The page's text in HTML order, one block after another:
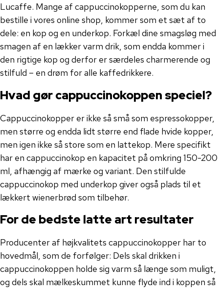
Lucaffe. Mange af cappuccinokopperne, som du kan
bestille i vores online shop, kommer som et sæt af to
dele: en kop og en underkop. Forkæl dine smagsløg med
smagen af ​​en lækker varm drik, som endda kommer i
den rigtige kop og derfor er særdeles charmerende og
stilfuld – en drøm for alle kaffedrikkere.
Hvad gør cappuccinokoppen speciel?
Cappuccinokopper er ikke så små som espressokopper,
men større og endda lidt større end flade hvide kopper,
men igen ikke så store som en lattekop. Mere specifikt
har en cappuccinokop en kapacitet på omkring 150-200
ml, afhængig af mærke og variant. Den stilfulde
cappuccinokop med underkop giver også plads til et
lækkert wienerbrød som tilbehør.
For de bedste latte art resultater
Producenter af højkvalitets cappuccinokopper har to
hovedmål, som de forfølger: Dels skal drikken i
cappuccinokoppen holde sig varm så længe som muligt,
og dels skal mælkeskummet kunne flyde ind i koppen så